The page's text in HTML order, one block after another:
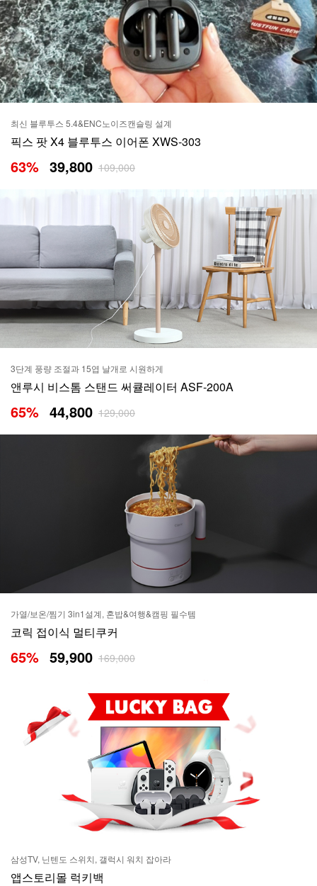
최신 블루투스 5.4&ENC노이즈캔슬링 설계
픽스 팟 X4 블루투스 이어폰 XWS-303
63% 39,800 109,000
3단계 풍량 조절과 15엽 날개로 시원하게
앤루시 비스톰 스탠드 써큘레이터 ASF-200A
65% 44,800 129,000
가열/보온/찜기 3in1설계, 혼밥&여행&캠핑 필수템
코릭 접이식 멀티쿠커
65% 59,900 169,000
삼성TV, 닌텐도 스위치, 갤럭시 워치 잡아라
앱스토리몰 럭키백